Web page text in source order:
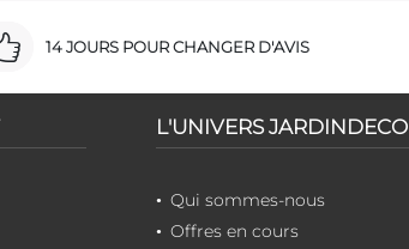
14 JOURS POUR CHANGER D'AVIS
L'UNIVERS JARDINDECO
Qui sommes-nous
Offres en cours